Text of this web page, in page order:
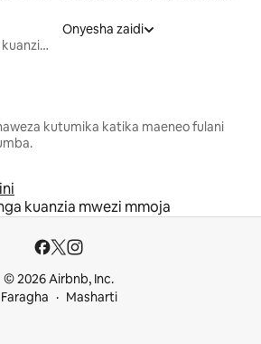
Nyumba za kupanga kuanzia mwezi mmoja
Onyesha zaidi
kutumika katika maeneo fulani
kuanzia mwezi mmoja
© 2026 Airbnb, Inc.
Faragha
Masharti